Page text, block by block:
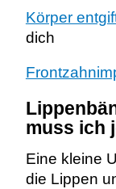
Körper
dich
muss ich
Eine kleine
die Lippen